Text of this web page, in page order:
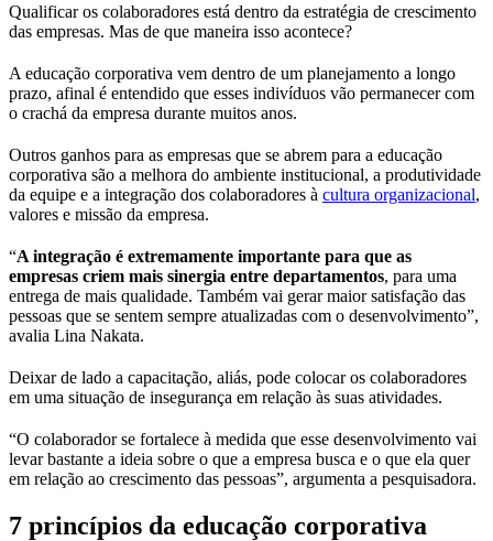
Qualificar os colaboradores está dentro da estratégia de crescimento
das empresas. Mas de que maneira isso acontece?
A educação corporativa vem dentro de um planejamento a longo
prazo, afinal é entendido que esses indivíduos vão permanecer com
o crachá da empresa durante muitos anos.
Outros ganhos para as empresas que se abrem para a educação
corporativa são a melhora do ambiente institucional, a produtividade
da equipe e a integração dos colaboradores à cultura organizacional,
valores e missão da empresa.
“A integração é extremamente importante para que as
empresas criem mais sinergia entre departamentos, para uma
entrega de mais qualidade. Também vai gerar maior satisfação das
pessoas que se sentem sempre atualizadas com o desenvolvimento”,
avalia Lina Nakata.
Deixar de lado a capacitação, aliás, pode colocar os colaboradores
em uma situação de insegurança em relação às suas atividades.
“O colaborador se fortalece à medida que esse desenvolvimento vai
levar bastante a ideia sobre o que a empresa busca e o que ela quer
em relação ao crescimento das pessoas”, argumenta a pesquisadora.
7 princípios da educação corporativa